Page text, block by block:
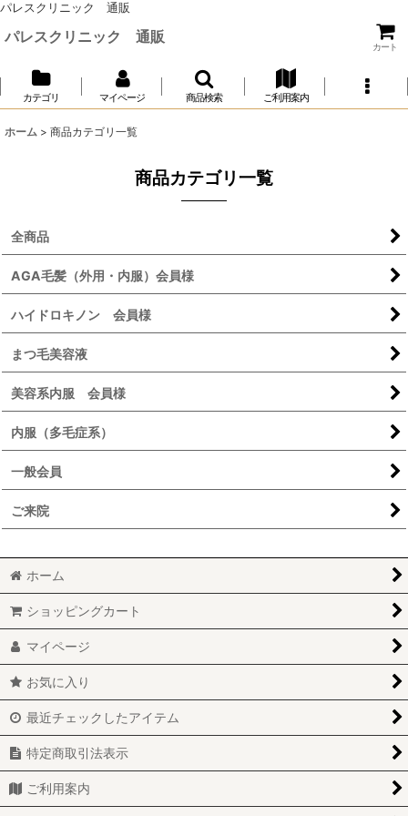
パレスクリニック 通販
パレスクリニック 通販
カート
カテゴリ マイページ 商品検索 ご利用案内
ホーム > 商品カテゴリ一覧
商品カテゴリ一覧
全商品
AGA毛髪（外用・内服）会員様
ハイドロキノン 会員様
まつ毛美容液
美容系内服 会員様
内服（多毛症系）
一般会員
ご来院
ホーム
ショッピングカート
マイページ
お気に入り
最近チェックしたアイテム
特定商取引法表示
ご利用案内